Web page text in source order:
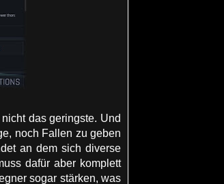
das geringste. Und
noch Fallen zu geben
an dem sich diverse
dafür aber komplett
sogar stärken, was